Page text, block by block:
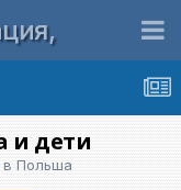
и дети
в Польша